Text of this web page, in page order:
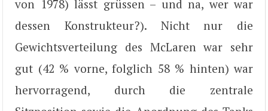
von 1978) lässt grüssen – und na, wer war
dessen Konstrukteur?). Nicht nur die
Gewichtsverteilung des McLaren war sehr
gut (42 % vorne, folglich 58 % hinten) war
hervorragend, durch die zentrale